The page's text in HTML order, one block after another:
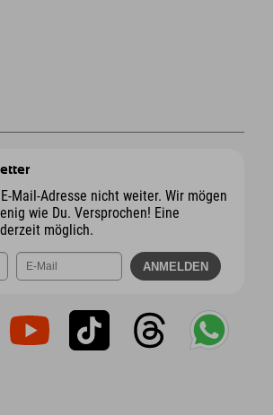
Mail-Adresse nicht weiter. Wir mögen
wie Du. Versprochen! Eine
möglich.